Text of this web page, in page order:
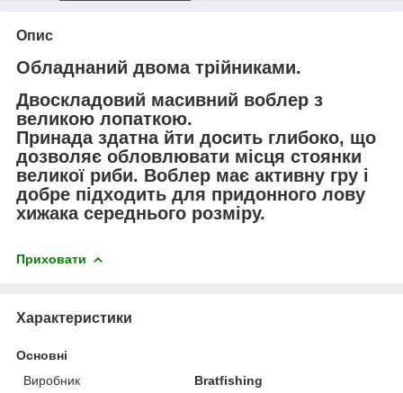
Опис
Обладнаний двома трійниками.
Двоскладовий масивний воблер з
великою лопаткою.
Принада здатна йти досить глибоко, що
дозволяє обловлювати місця стоянки
великої риби. Воблер має активну гру і
добре підходить для придонного лову
хижака середнього розміру.
Приховати
Характеристики
Основні
Виробник
Bratfishing